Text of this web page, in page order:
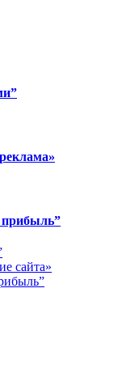
прибыль”
сайта»